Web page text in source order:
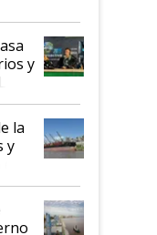
y
la
y